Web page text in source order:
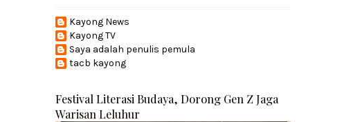
Kayong News
Kayong TV
Saya adalah penulis pemula
tacb kayong
Festival Literasi Budaya, Dorong Gen Z Jaga
Warisan Leluhur